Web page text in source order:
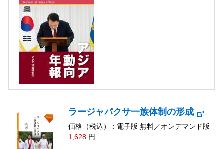
ラージャパクサ一族体制の形成
価格（税込）：電子版 無料／オンデマンド版
1,628円